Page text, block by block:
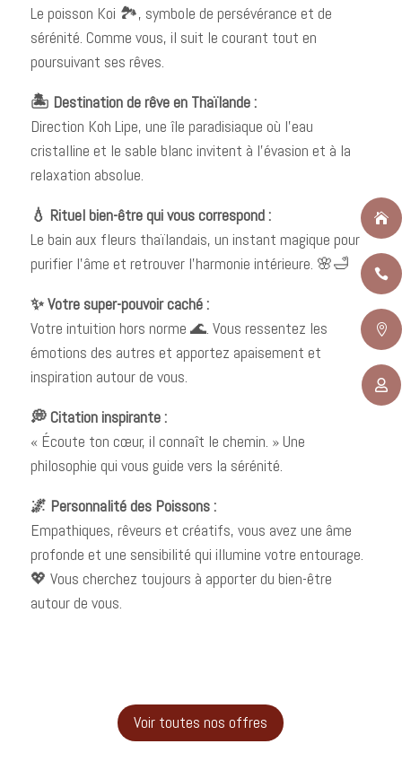




Le poisson Koi 🏞️, symbole de persévérance et de
sérénité. Comme vous, il suit le courant tout en
poursuivant ses rêves.
🏝️ Destination de rêve en Thaïlande :
Direction Koh Lipe, une île paradisiaque où l’eau
cristalline et le sable blanc invitent à l’évasion et à la
relaxation absolue.
💧 Rituel bien-être qui vous correspond :
Le bain aux fleurs thaïlandais, un instant magique pour
purifier l’âme et retrouver l’harmonie intérieure. 🌸🛁
✨ Votre super-pouvoir caché :
Votre intuition hors norme 🌊. Vous ressentez les
émotions des autres et apportez apaisement et
inspiration autour de vous.
💭 Citation inspirante :
« Écoute ton cœur, il connaît le chemin. » Une
philosophie qui vous guide vers la sérénité.
🌌 Personnalité des Poissons :
Empathiques, rêveurs et créatifs, vous avez une âme
profonde et une sensibilité qui illumine votre entourage.
💖 Vous cherchez toujours à apporter du bien-être
autour de vous.
Voir toutes nos offres